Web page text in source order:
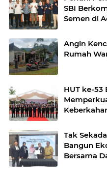
SBI
Semen di
Angin
Rumah
HUT ke-
Tak
Bangun
Bersama